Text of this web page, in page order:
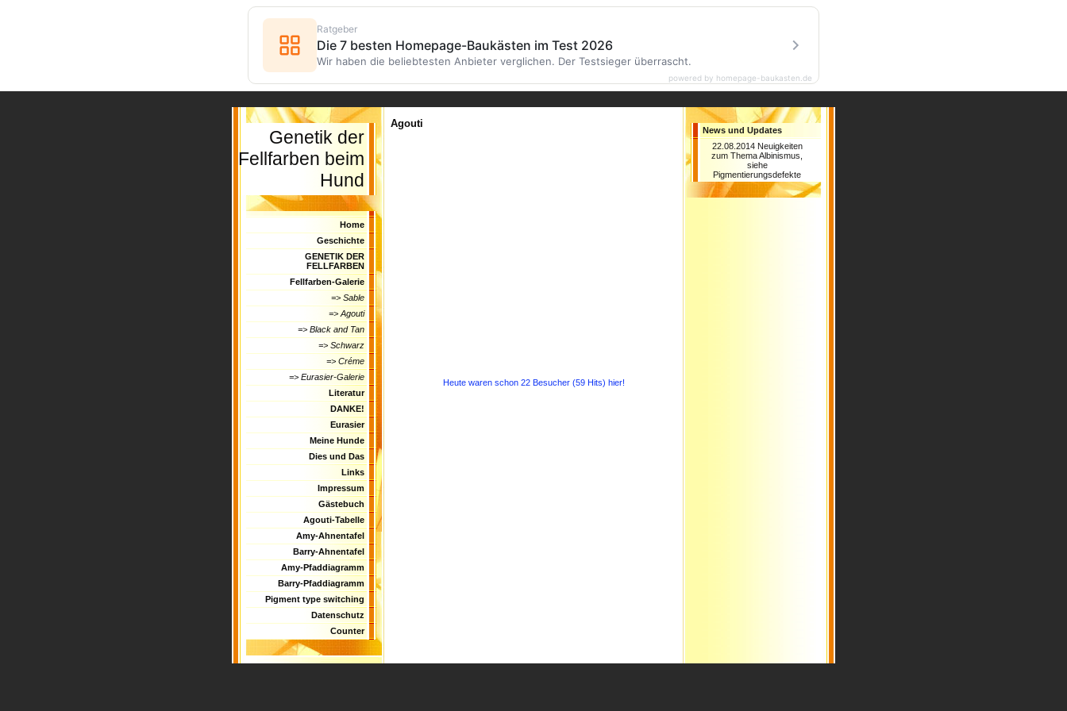
Genetik der
Fellfarben beim
Hund
Home
Geschichte
GENETIK DER
FELLFARBEN
Fellfarben-Galerie
=> Sable
=> Agouti
=> Black and Tan
=> Schwarz
=> Créme
=> Eurasier-Galerie
Literatur
DANKE!
Eurasier
Meine Hunde
Dies und Das
Links
Impressum
Gästebuch
Agouti-Tabelle
Amy-Ahnentafel
Barry-Ahnentafel
Amy-Pfaddiagramm
Barry-Pfaddiagramm
Pigment type switching
Datenschutz
Counter
Agouti
Heute waren schon 22 Besucher (59 Hits) hier!
News und Updates
22.08.2014 Neuigkeiten
zum Thema Albinismus,
siehe
Pigmentierungsdefekte
Ratgeber
Die 7 besten Homepage-Baukästen im Test 2026
Wir haben die beliebtesten Anbieter verglichen. Der Testsieger überrascht.
powered by homepage-baukasten.de